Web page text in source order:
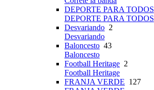
DEPORTE PARA TODOS
DEPORTE PARA TODOS
Desvariando 2
Desvariando
Baloncesto 43
Baloncesto
Football Heritage 2
Football Heritage
FRANJA VERDE 127